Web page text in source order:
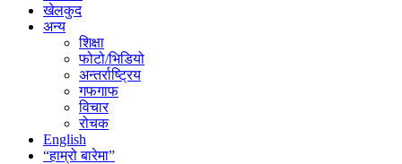
खेलकुद
अन्य
शिक्षा
फोटो/भिडियो
अन्तर्राष्ट्रिय
गफगाफ
विचार
रोचक
English
“हाम्रो बारेमा”